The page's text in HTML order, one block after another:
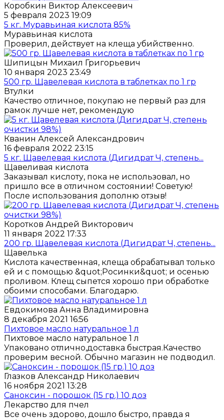
Коробкин Виктор Алексеевич
5 февраля 2023 19:09
5 кг. Муравьиная кислота 85%
Муравьиная кислота
Проверил, действует на клеща убийственно.
Шипицын Михаил Григорьевич
10 января 2023 23:49
500 гр. Щавелевая кислота в таблетках по 1 гр
Втулки
Качество отличное, покупаю не первый раз для
рамок лучше нет, рекомендую
Кванин Алексей Александрович
16 февраля 2022 23:15
5 кг. Щавелевая кислота (Дигидрат Ч, степень...
Щавеливая кислота
Заказывал кислоту, пока не использовал, но
пришло все в отличном состоянии! Советую!
После использования дополню отзыв!
Коротков Андрей Викторович
11 января 2022 17:33
200 гр. Щавелевая кислота (Дигидрат Ч, степень...
Щавелька
Кислота качественная, клеща обрабатывал только
ей и с помощью &quot;Росинки&quot; и осенью
проливом. Клещ сыпется хорошо при обработке
обоими способами. Благодарю.
Евдокимова Анна Владимировна
8 декабря 2021 16:56
Пихтовое масло натуральное 1 л
Пихтовое масло натуральное 1 л
Упаковано отлично,доставка быстрая.Качество
проверим весной. Обычно магазин не подводил.
Глазков Александр Николаевич
16 ноября 2021 13:28
Саноксин - порошок (15 гр.) 10 доз
Лекарство для пчел
Все очень здорово, дошло быстро, правда я